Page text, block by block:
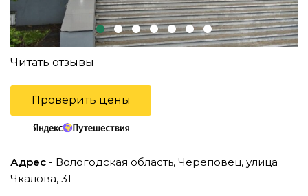
Читать отзывы
Проверить цены
Адрес - Вологодская область, Череповец, улица
Чкалова, 31